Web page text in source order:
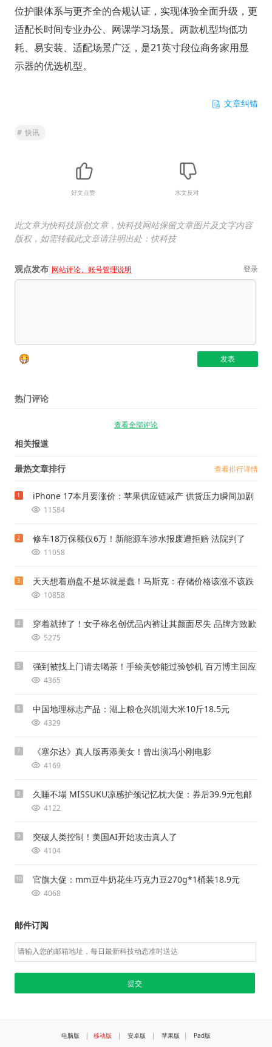
位护眼体系与更齐全的合规认证，实现体验全面升级，更
适配长时间专业办公、网课学习场景。两款机型均低功
耗、易安装、适配场景广泛，是21英寸段位商务家用显
示器的优选机型。
文章纠错
# 快讯
好文点赞 水文反对
此文章为快科技原创文章，快科技网站保留文章图片及文字内容
版权，如需转载此文章请注明出处：快科技
观点发布 网站评论、账号管理说明 登录
热门评论
查看全部评论
相关报道
最热文章排行 查看排行详情
1 iPhone 17本月要涨价：苹果供应链减产 供货压力瞬间加剧
11584
2 修车18万保额仅6万！新能源车涉水报废遭拒赔 法院判了
11058
3 天天想着崩盘不是坏就是蠢！马斯克：存储价格该涨不该跌
10858
4 穿着就掉了！女子称名创优品内裤让其颜面尽失 品牌方致歉
5275
5 强到被找上门请去喝茶！手绘美钞能过验钞机 百万博主回应
4365
6 中国地理标志产品：湖上粮仓兴凯湖大米10斤18.5元
4329
7 《塞尔达》真人版再添美女！曾出演冯小刚电影
4169
8 久睡不塌 MISSUKU凉感护颈记忆枕大促：券后39.9元包邮
4122
9 突破人类控制！美国AI开始攻击真人了
4104
10 官旗大促：mm豆牛奶花生巧克力豆270g*1桶装18.9元
4068
邮件订阅
电脑版 | 移动版 | 安卓版 | 苹果版 | Pad版